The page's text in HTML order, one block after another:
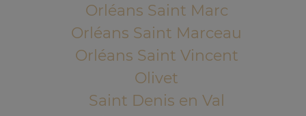
Orléans Saint Marc
Orléans Saint Marceau
Orléans Saint Vincent
Olivet
Saint Denis en Val